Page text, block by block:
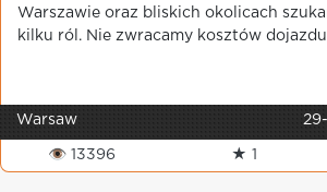
Warszawie oraz bliskich okolicach
kilku ról. Nie zwracamy kosztów
Warsaw
👁 13396 ★ 1